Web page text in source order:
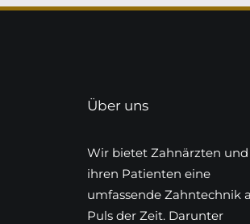
Über uns
Wir bietet Zahnärzten und
ihren Patienten eine
umfassende Zahntechnik
Puls der Zeit. Darunter